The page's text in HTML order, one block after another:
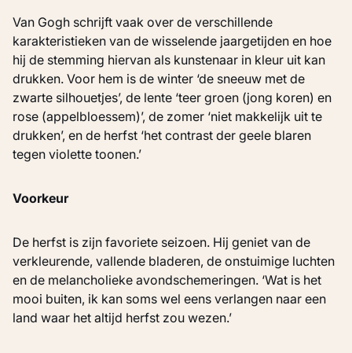
Van Gogh schrijft vaak over de verschillende
karakteristieken van de wisselende jaargetijden en hoe
hij de stemming hiervan als kunstenaar in kleur uit kan
drukken. Voor hem is de winter ‘de sneeuw met de
zwarte silhouetjes’, de lente ‘teer groen (jong koren) en
rose (appelbloessem)’, de zomer ‘niet makkelijk uit te
drukken’, en de herfst ‘het contrast der geele blaren
tegen violette toonen.’
Voorkeur
De herfst is zijn favoriete seizoen. Hij geniet van de
verkleurende, vallende bladeren, de onstuimige luchten
en de melancholieke avondschemeringen. ‘Wat is het
mooi buiten, ik kan soms wel eens verlangen naar een
land waar het altijd herfst zou wezen.’